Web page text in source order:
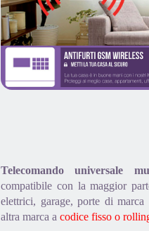
Telecomando universale
compatibile con la maggior
elettrici, garage, porte di
altra marca a codice fisso o